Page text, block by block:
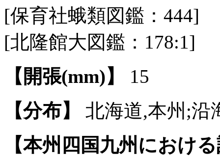
[保育社蛾類図鑑：444]
[北隆館大図鑑：178:1]
【開張(mm)】
15
【分布】
北海道,本州;沿
【本州四国九州におけ